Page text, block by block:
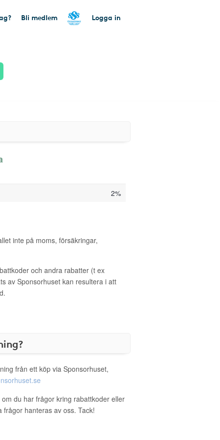
Bli medlem Logga in
2%
inte på moms, försäkringar,
och andra rabatter (t ex
av Sponsorhuset kan resultera i att
från ett köp via Sponsorhuset,
du har frågor kring rabattkoder eller
hanteras av oss. Tack!